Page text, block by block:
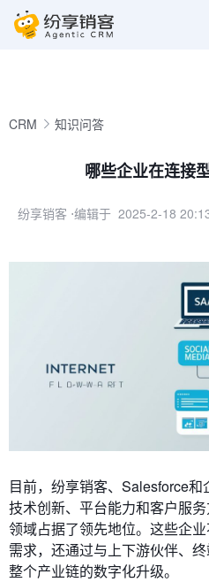
CRM 知识问答
哪些企业在连接
纷享销客 ⋅编辑于 2025-2-18
目前，纷享销客、Salesforce
技术创新、平台能力和客户服
领域占据了领先地位。这些企
需求，还通过与上下游伙伴、
整个产业链的数字化升级。